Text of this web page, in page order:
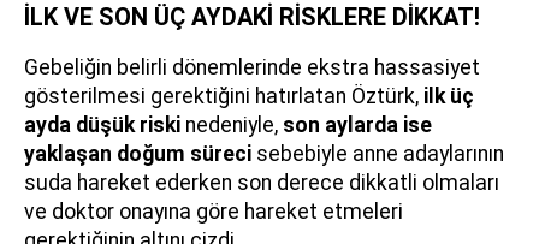
İLK VE SON ÜÇ AYDAKİ RİSKLERE DİKKAT!
Gebeliğin belirli dönemlerinde ekstra hassasiyet
gösterilmesi gerektiğini hatırlatan Öztürk, ilk üç
ayda düşük riski nedeniyle, son aylarda ise
yaklaşan doğum süreci sebebiyle anne adaylarının
suda hareket ederken son derece dikkatli olmaları
ve doktor onayına göre hareket etmeleri